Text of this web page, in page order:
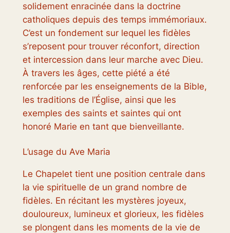
solidement enracinée dans la doctrine
catholiques depuis des temps immémoriaux.
C’est un fondement sur lequel les fidèles
s’reposent pour trouver réconfort, direction
et intercession dans leur marche avec Dieu.
À travers les âges, cette piété a été
renforcée par les enseignements de la Bible,
les traditions de l’Église, ainsi que les
exemples des saints et saintes qui ont
honoré Marie en tant que bienveillante.
L’usage du Ave Maria
Le Chapelet tient une position centrale dans
la vie spirituelle de un grand nombre de
fidèles. En récitant les mystères joyeux,
douloureux, lumineux et glorieux, les fidèles
se plongent dans les moments de la vie de